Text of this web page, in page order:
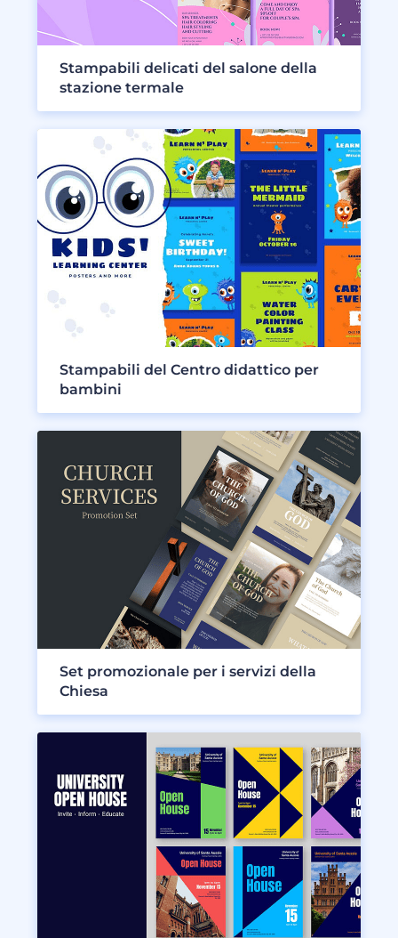
Stampabili delicati del salone della
stazione termale
Stampabili del Centro didattico per
bambini
Set promozionale per i servizi della
Chiesa